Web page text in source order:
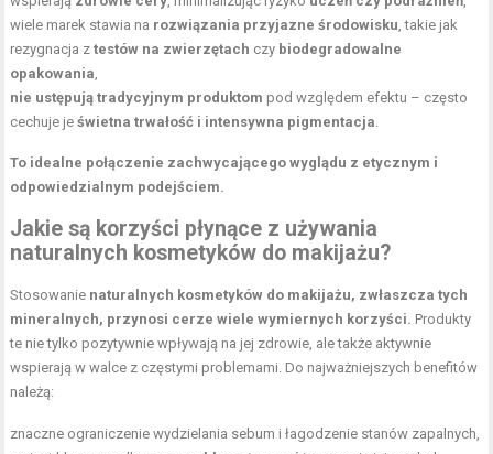
wiele marek stawia na rozwiązania przyjazne środowisku, takie jak
rezygnacja ztestów na zwierzętach czy biodegradowalne
opakowania,
nie ustępują tradycyjnym produktom pod względem efektu – często
cechuje jeświetna trwałość i intensywna pigmentacja.
To idealne połączenie zachwycającego wyglądu z etycznym i
odpowiedzialnym podejściem.
Jakie są korzyści płynące z używania
naturalnych kosmetyków do makijażu?
Stosowanie naturalnych kosmetyków do makijażu, zwłaszcza tych
mineralnych, przynosi cerze wiele wymiernych korzyści. Produkty
te nie tylko pozytywnie wpływają na jej zdrowie, ale także aktywnie
wspierają w walce z częstymi problemami. Do najważniejszych benefitów
należą:
znaczne ograniczenie wydzielania sebum i łagodzenie stanów zapalnych,